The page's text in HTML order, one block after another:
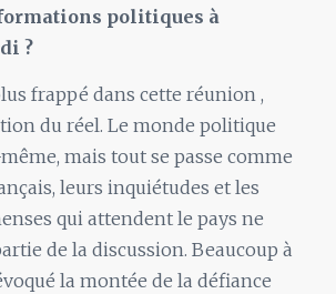
politiques à
?
frappé dans cette réunion ,
du réel. Le monde politique
mais tout se passe comme
leurs inquiétudes et les
qui attendent le pays ne
de la discussion. Beaucoup à
la montée de la défiance